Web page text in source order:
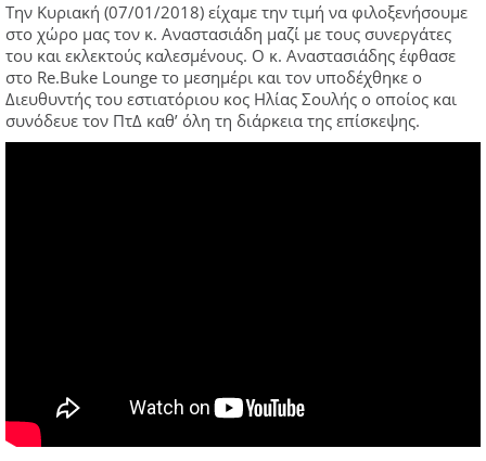
Την Κυριακή (07/01/2018) είχαμε την τιμή να φιλοξενήσουμε
στο χώρο μας τον κ. Αναστασιάδη μαζί με τους συνεργάτες
του και εκλεκτούς καλεσμένους. Ο κ. Αναστασιάδης έφθασε
στο Re.Buke Lounge το μεσημέρι και τον υποδέχθηκε ο
Διευθυντής του εστιατόριου κος Ηλίας Σουλής ο οποίος και
συνόδευε τον ΠτΔ καθ’ όλη τη διάρκεια της επίσκεψης.